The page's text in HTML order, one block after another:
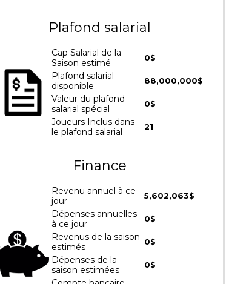
Plafond salarial
Cap Salarial de la
Saison estimé
0$
Plafond salarial
disponible
88,000,000$
Valeur du plafond
salarial spécial
0$
Joueurs Inclus dans
le plafond salarial
21
Finance
Revenu annuel à ce
jour
5,602,063$
Dépenses annuelles
à ce jour
0$
Revenus de la saison
estimés
0$
Dépenses de la
saison estimées
0$